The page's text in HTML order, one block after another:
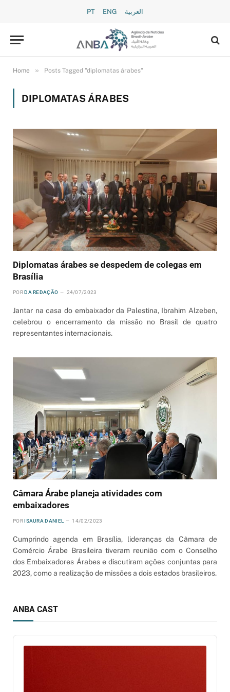
PT ENG العربية
Home » Posts Tagged "diplomatas árabes"
DIPLOMATAS ÁRABES
Diplomatas árabes se despedem de colegas em
Brasília
POR DA REDAÇÃO 24/07/2023
Jantar na casa do embaixador da Palestina, Ibrahim Alzeben,
celebrou o encerramento da missão no Brasil de quatro
representantes internacionais.
Câmara Árabe planeja atividades com
embaixadores
POR ISAURA DANIEL 14/02/2023
Cumprindo agenda em Brasília, lideranças da Câmara de
Comércio Árabe Brasileira tiveram reunião com o Conselho
dos Embaixadores Árabes e discutiram ações conjuntas para
2023, como a realização de missões a dois estados brasileiros.
ANBA CAST
Audio
Player